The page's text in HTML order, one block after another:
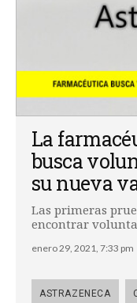
La
busca
su nueva
Las primeras
encontrar
enero 29, 2021, 7:33 pm
ASTRAZENECA